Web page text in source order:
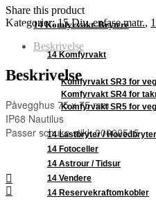
14 Komfyrvakt–Brytere
14 Komfyrvakt
Komfyrvakt SR3 for
Komfyrvakt SR4 for
Komfyrvakt SR5 for
14 Lastbryter / Hovedbryter
14 Fotoceller
14 Astrour / Tidsur
14 Vendere
14 Reservekraftomkobler
Share this product
Kategorier:15 Div. enfase matr.,
Beskrivelse
Beskrivelse
Påvegghus 75 x 75 mm
IP68 Nautilus
Passer schuko stikk 00002515